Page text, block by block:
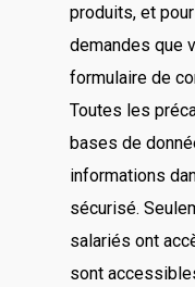
produits, et
demandes que
formulaire de
Toutes les
bases de
informations
sécurisé.
salariés ont
sont